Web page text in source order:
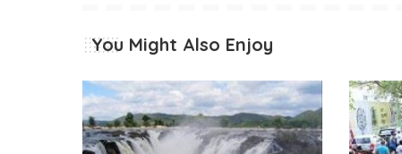
You Might Also Enjoy